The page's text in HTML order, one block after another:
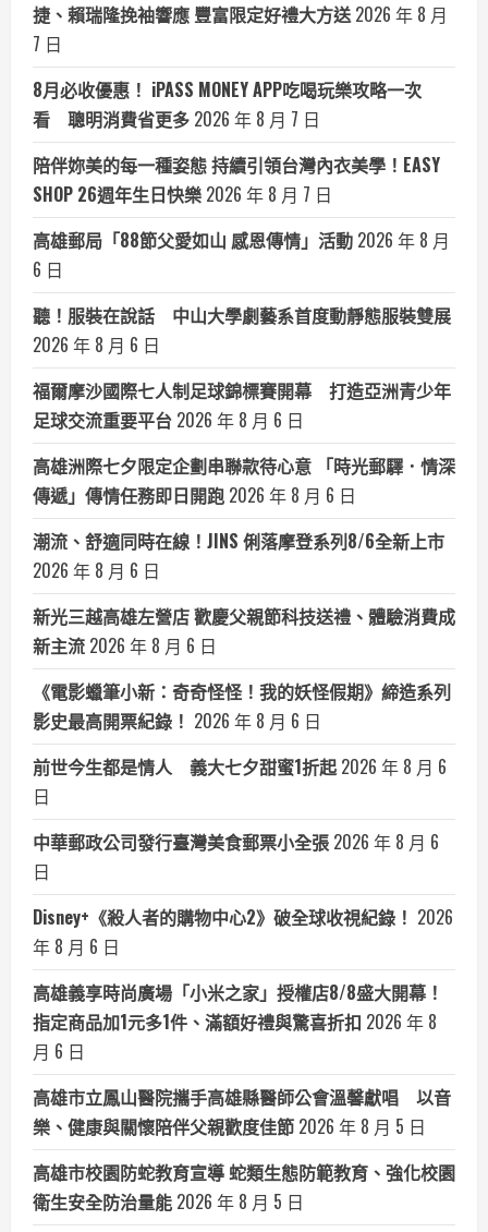
捷、賴瑞隆挽袖響應 豐富限定好禮大方送 2026 年 8 月
7 日
8月必收優惠！ iPASS MONEY APP吃喝玩樂攻略一次
看 聰明消費省更多 2026 年 8 月 7 日
陪伴妳美的每一種姿態 持續引領台灣內衣美學！EASY
SHOP 26週年生日快樂 2026 年 8 月 7 日
高雄郵局「88節父愛如山 感恩傳情」活動 2026 年 8 月
6 日
聽！服裝在說話 中山大學劇藝系首度動靜態服裝雙展
2026 年 8 月 6 日
福爾摩沙國際七人制足球錦標賽開幕 打造亞洲青少年
足球交流重要平台 2026 年 8 月 6 日
高雄洲際七夕限定企劃串聯款待心意 「時光郵驛．情深
傳遞」傳情任務即日開跑 2026 年 8 月 6 日
潮流、舒適同時在線！JINS 俐落摩登系列8/6全新上市
2026 年 8 月 6 日
新光三越高雄左營店 歡慶父親節科技送禮、體驗消費成
新主流 2026 年 8 月 6 日
《電影蠟筆小新：奇奇怪怪！我的妖怪假期》締造系列
影史最高開票紀錄！ 2026 年 8 月 6 日
前世今生都是情人 義大七夕甜蜜1折起 2026 年 8 月 6
日
中華郵政公司發行臺灣美食郵票小全張 2026 年 8 月 6
日
Disney+《殺人者的購物中心2》破全球收視紀錄！ 2026
年 8 月 6 日
高雄義享時尚廣場「小米之家」授權店8/8盛大開幕！
指定商品加1元多1件、滿額好禮與驚喜折扣 2026 年 8
月 6 日
高雄市立鳳山醫院攜手高雄縣醫師公會溫馨獻唱 以音
樂、健康與關懷陪伴父親歡度佳節 2026 年 8 月 5 日
高雄市校園防蛇教育宣導 蛇類生態防範教育、強化校園
衛生安全防治量能 2026 年 8 月 5 日